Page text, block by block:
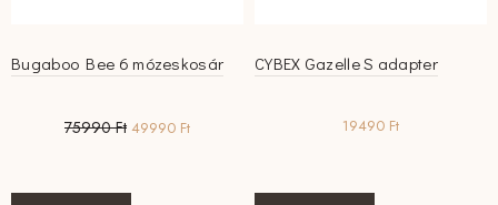
Bugaboo Bee 6 mózeskosár
75990Ft Original
75990 Ft.
49990 FtCurrent
CYBEX Gazelle S adapter
19490 Ft